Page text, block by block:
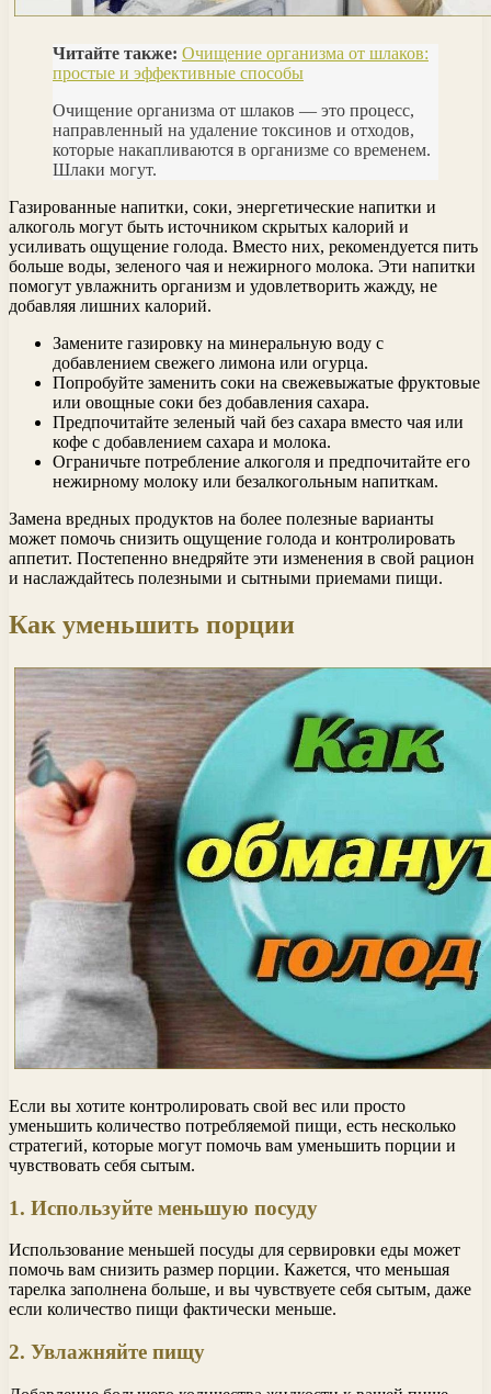
Читайте также: Очищение организма от шлаков:
простые и эффективные способы
Очищение организма от шлаков — это процесс,
направленный на удаление токсинов и отходов,
которые накапливаются в организме со временем.
Шлаки могут.
Газированные напитки, соки, энергетические напитки и
алкоголь могут быть источником скрытых калорий и
усиливать ощущение голода. Вместо них, рекомендуется пить
больше воды, зеленого чая и нежирного молока. Эти напитки
помогут увлажнить организм и удовлетворить жажду, не
добавляя лишних калорий.
Замените газировку на минеральную воду с
добавлением свежего лимона или огурца.
Попробуйте заменить соки на свежевыжатые фруктовые
или овощные соки без добавления сахара.
Предпочитайте зеленый чай без сахара вместо чая или
кофе с добавлением сахара и молока.
Ограничьте потребление алкоголя и предпочитайте его
нежирному молоку или безалкогольным напиткам.
Замена вредных продуктов на более полезные варианты
может помочь снизить ощущение голода и контролировать
аппетит. Постепенно внедряйте эти изменения в свой рацион
и наслаждайтесь полезными и сытными приемами пищи.
Как уменьшить порции
Если вы хотите контролировать свой вес или просто
уменьшить количество потребляемой пищи, есть несколько
стратегий, которые могут помочь вам уменьшить порции и
чувствовать себя сытым.
1. Используйте меньшую посуду
Использование меньшей посуды для сервировки еды может
помочь вам снизить размер порции. Кажется, что меньшая
тарелка заполнена больше, и вы чувствуете себя сытым, даже
если количество пищи фактически меньше.
2. Увлажняйте пищу